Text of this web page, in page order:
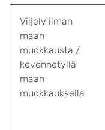
Viljely ilman
maan
muokkausta /
kevennetyllä
maan
muokkauksella